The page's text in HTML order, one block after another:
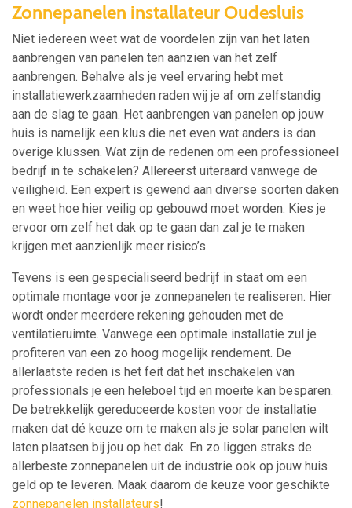
Zonnepanelen installateur Oudesluis
Niet iedereen weet wat de voordelen zijn van het laten
aanbrengen van panelen ten aanzien van het zelf
aanbrengen. Behalve als je veel ervaring hebt met
installatiewerkzaamheden raden wij je af om zelfstandig
aan de slag te gaan. Het aanbrengen van panelen op jouw
huis is namelijk een klus die net even wat anders is dan
overige klussen. Wat zijn de redenen om een professioneel
bedrijf in te schakelen? Allereerst uiteraard vanwege de
veiligheid. Een expert is gewend aan diverse soorten daken
en weet hoe hier veilig op gebouwd moet worden. Kies je
ervoor om zelf het dak op te gaan dan zal je te maken
krijgen met aanzienlijk meer risico’s.
Tevens is een gespecialiseerd bedrijf in staat om een
optimale montage voor je zonnepanelen te realiseren. Hier
wordt onder meerdere rekening gehouden met de
ventilatieruimte. Vanwege een optimale installatie zul je
profiteren van een zo hoog mogelijk rendement. De
allerlaatste reden is het feit dat het inschakelen van
professionals je een heleboel tijd en moeite kan besparen.
De betrekkelijk gereduceerde kosten voor de installatie
maken dat dé keuze om te maken als je solar panelen wilt
laten plaatsen bij jou op het dak. En zo liggen straks de
allerbeste zonnepanelen uit de industrie ook op jouw huis
geld op te leveren. Maak daarom de keuze voor geschikte
zonnepanelen installateurs!